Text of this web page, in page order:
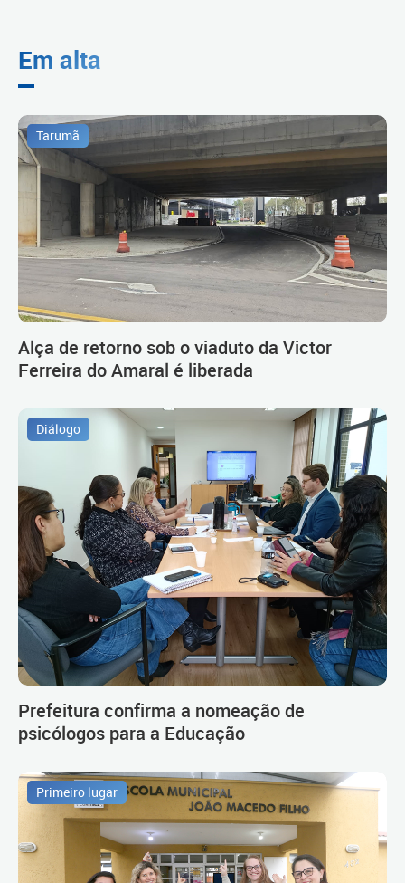
Em alta
Tarumã
Alça de retorno sob o viaduto da Victor
Ferreira do Amaral é liberada
Diálogo
Prefeitura confirma a nomeação de
psicólogos para a Educação
Primeiro lugar